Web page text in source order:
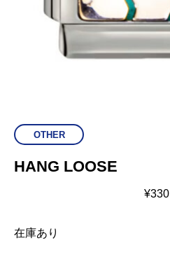
OTHER
HANG LOOSE
¥330
在庫あり